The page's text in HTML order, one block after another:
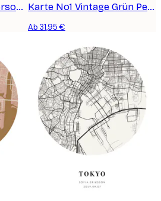
Globus Karte Moss Personalisiert Poster Karte No1 Vintage Grün Personalisiert Poster
Ab 31,95 €